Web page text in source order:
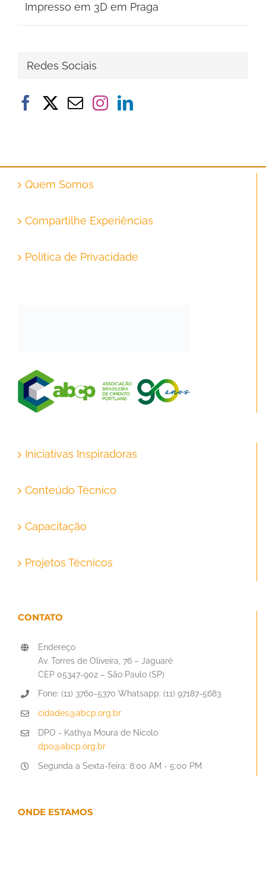
Impresso em 3D em Praga
Redes Sociais
Quem Somos
Compartilhe Experiências
Política de Privacidade
Iniciativas Inspiradoras
Conteúdo Técnico
Capacitação
Projetos Técnicos
CONTATO
Endereço
Av. Torres de Oliveira, 76 – Jaguaré
CEP 05347-902 – São Paulo (SP)
Fone: (11) 3760-5370 Whatsapp: (11) 97187-5683
cidades@abcp.org.br
DPO - Kathya Moura de Nicolo
dpo@abcp.org.br
Segunda a Sexta-feira: 8:00 AM - 5:00 PM
ONDE ESTAMOS